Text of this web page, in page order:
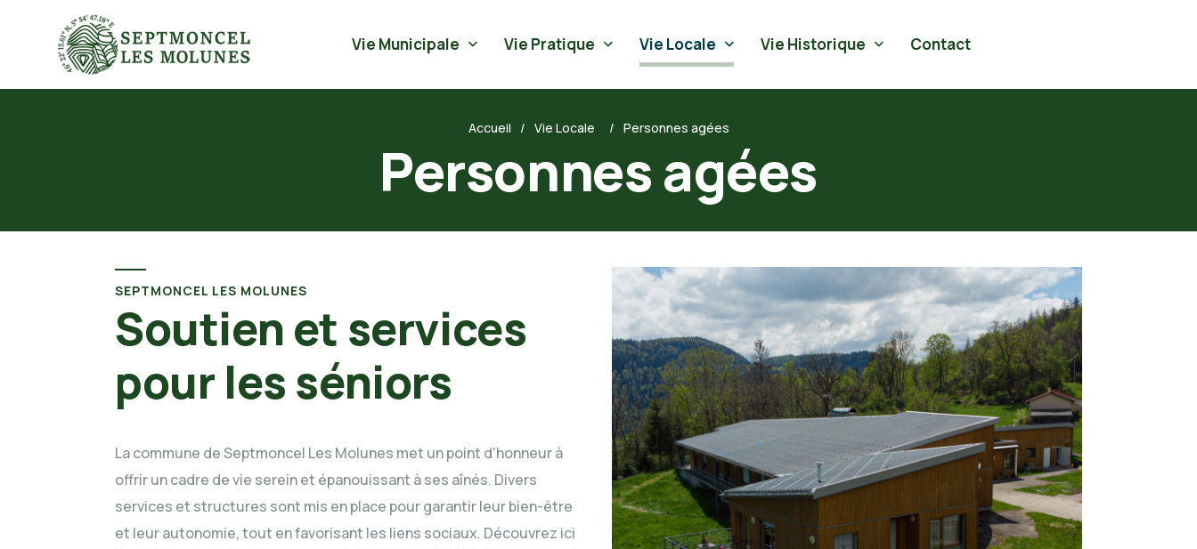
Vie Municipale Vie Pratique Vie Locale Vie Historique Contact
Accueil Vie Locale Personnes agées
Personnes agées
SEPTMONCEL LES MOLUNES
Soutien et services
pour les séniors
La commune de Septmoncel Les Molunes met un point d'honneur à
offrir un cadre de vie serein et épanouissant à ses aînés. Divers
services et structures sont mis en place pour garantir leur bien-être
et leur autonomie, tout en favorisant les liens sociaux. Découvrez ici